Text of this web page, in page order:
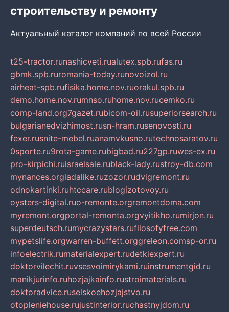
строительству и ремонту
Актуальный каталог компаний по всей России
t25-tractor.runashicveti.rualutex.spb.rufas.ru
gbmk.spb.ruromania-today.runovoizol.ru
airheat-spb.rufisika.home.nov.ruorakul.spb.ru
demo.home.nov.rumnso.ruhome.nov.rucemko.ru
comp-land.org7gazet.rubicom-oil.rusuperiorsearch.ru
bulgarianedvizhimost.rusn-hram.rusenovosti.ru
fexer.rusnite-mebel.ruanamvkusno.rutechnosaratov.ru
0sporte.ru9rota-game.rubigbad.ru227gp.ruwes-ex.ru
pro-kirpichi.ruisraelsale.rublack-lady.rustroy-db.com
mynances.orgladalike.ruzozor.rudvigremont.ru
odnokartinki.ruhtccare.rublogizotovoy.ru
oysters-digital.ruo-remonte.orgremontdoma.com
myremont.orgportal-remonta.orgvyitikho.rumirjon.ru
superdeutsch.rumycrazystars.rufilosofyfree.com
mypetslife.orgwarren-buffett.orggreleon.comsp-or.ru
infoelectrik.rumaterialexpert.rudetkiexpert.ru
doktorvilechit.ruvsesvoimirykami.ruinstrumentgid.ru
manikjurinfo.ruhozjajkainfo.rustroimaterials.ru
doktoradvice.ruselskoehozjajstvo.ru
otopleniehouse.rujustinterior.ruchastnyjdom.ru